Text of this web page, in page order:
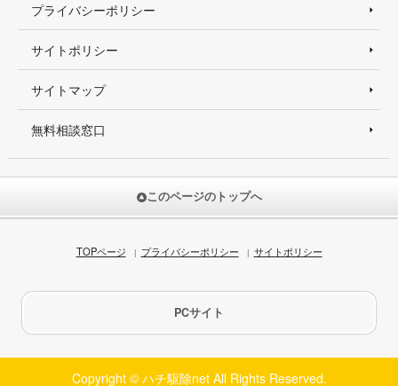
プライバシーポリシー
サイトポリシー
サイトマップ
無料相談窓口
このページのトップへ
TOPページ プライバシーポリシー サイトポリシー
PCサイト
Copyright © ハチ駆除net All Rights Reserved.